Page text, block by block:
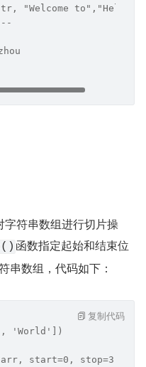
"Welcome
符串数组进行切片操
函数指定起始和结束位
串数组，代码如下：
'World'])
start=0, stop=3)
复制代码